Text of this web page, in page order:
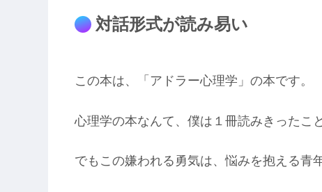
対話形式が読み易い
この本は、「アドラー心理学」の本です。
心理学の本なんて、僕は１冊読みきったこ
でもこの嫌われる勇気は、悩みを抱える青